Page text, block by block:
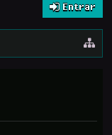
Entrar